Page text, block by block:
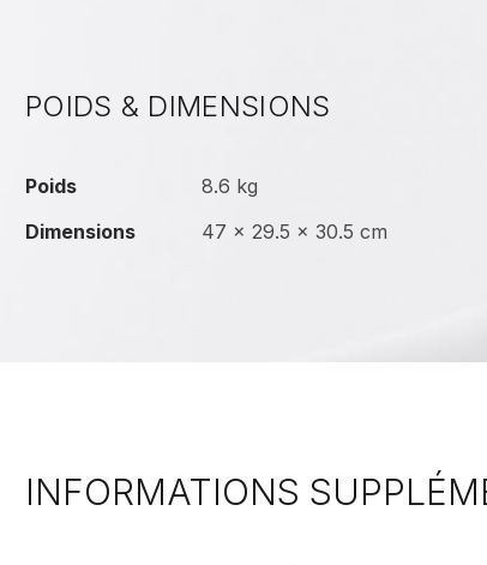
POIDS & DIMENSIONS
Poids
8.6 kg
Dimensions
47 × 29.5 × 30.5 cm
INFORMATIONS